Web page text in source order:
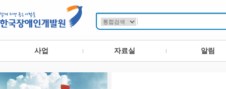
사업 자료실 알림